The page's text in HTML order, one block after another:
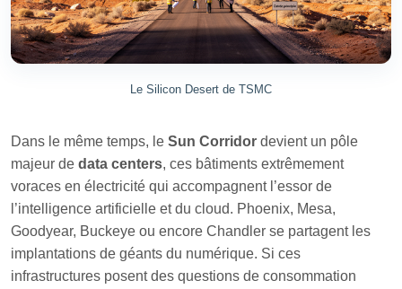
Le Silicon Desert de TSMC
Dans le même temps, le Sun Corridor devient un pôle
majeur de data centers, ces bâtiments extrêmement
voraces en électricité qui accompagnent l’essor de
l’intelligence artificielle et du cloud. Phoenix, Mesa,
Goodyear, Buckeye ou encore Chandler se partagent les
implantations de géants du numérique. Si ces
infrastructures posent des questions de consommation